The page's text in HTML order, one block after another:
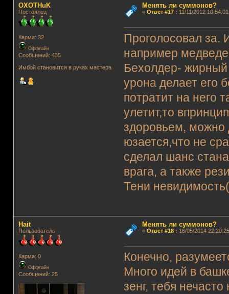
OXOTHuK
Постоялец
Карма: 32
Оффлайн
Сообщений: 435
Имбой становится в руках мастера
Менять ли суммонов?
« Ответ #17: 11/11/2012
Проголосовал за.
например
Бехолдер-
урона делает его
потратит на него
улетит,то
здоровьем, можно
юзается,что не
сделал шанс
врага, а также
Тени
Hait
Пользователь
Карма: 0
Оффлайн
Сообщений: 25
Менять ли суммонов?
« Ответ #18: 16/05/2014
Конечно,
Много идей в
зенг, тебя